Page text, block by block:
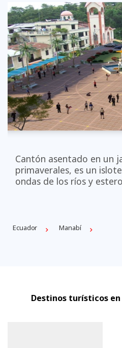
Cantón asentado en un
primaverales, es un
ondas de los ríos y
Ecuador Manabí
Destinos turísticos en